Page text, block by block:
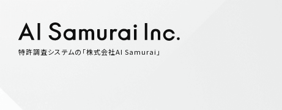
特許調査システムの「株式会社AI Samurai」